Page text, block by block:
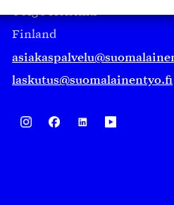
Finland
laskutus@suomalainentyo.fi